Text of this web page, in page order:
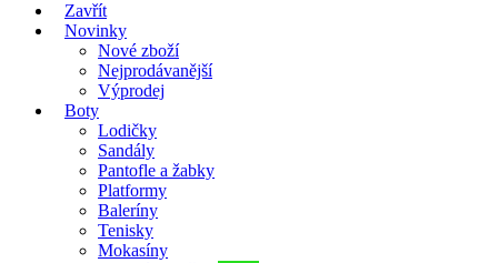
Zavřít
Novinky
Nové zboží
Nejprodávanější
Výprodej
Boty
Lodičky
Sandály
Pantofle a žabky
Platformy
Baleríny
Tenisky
Mokasíny